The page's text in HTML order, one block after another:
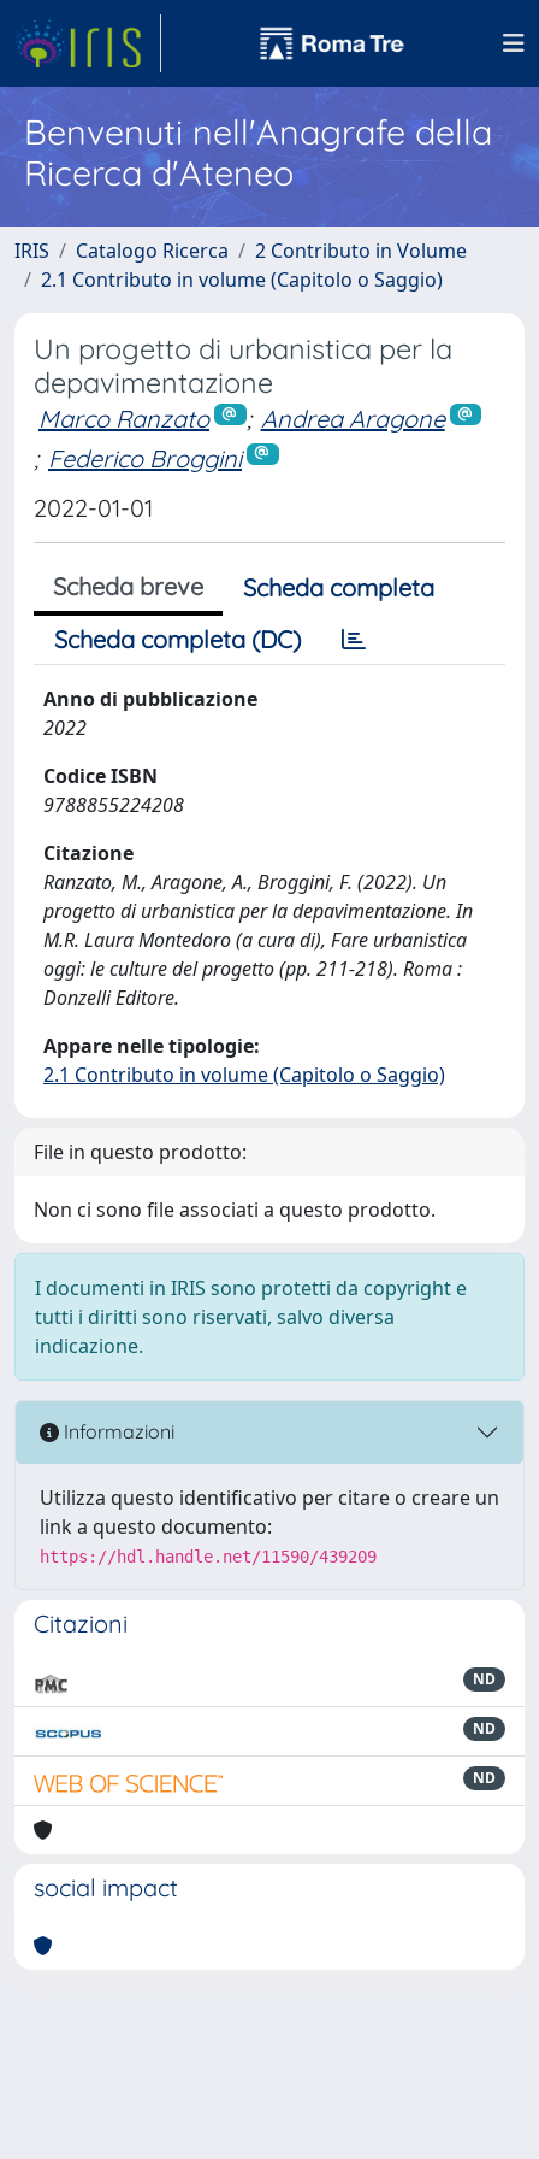
Benvenuti nell'Anagrafe della
Ricerca d'Ateneo
IRIS Catalogo Ricerca
2 Contributo in Volume
2.1 Contributo in volume (Capitolo o Saggio)
Un progetto di urbanistica per la
depavimentazione
Marco Ranzato ; Andrea Aragone
; Federico Broggini
2022-01-01
Scheda breve
Scheda completa
Scheda completa (DC)
Anno di pubblicazione
2022
Codice ISBN
9788855224208
Citazione
Ranzato, M., Aragone, A., Broggini, F. (2022). Un
progetto di urbanistica per la depavimentazione. In
M.R. Laura Montedoro (a cura di), Fare urbanistica
oggi: le culture del progetto (pp. 211-218). Roma :
Donzelli Editore.
Appare nelle tipologie:
2.1 Contributo in volume (Capitolo o Saggio)
File in questo prodotto:
Non ci sono file associati a questo prodotto.
I documenti in IRIS sono protetti da copyright e
tutti i diritti sono riservati, salvo diversa
indicazione.
Informazioni
Utilizza questo identificativo per citare o creare un
link a questo documento:
https://hdl.handle.net/11590/439209
Citazioni
ND
ND
ND
social impact